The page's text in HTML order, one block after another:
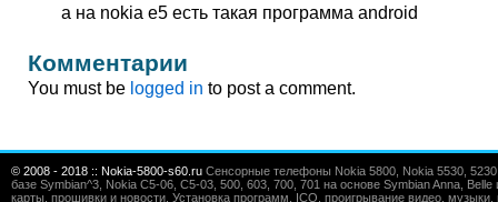
а на nokia e5 есть такая программа android
Комментарии
You must be logged in to post a comment.
© 2008 - 2018 :: Nokia-5800-s60.ru Сенсорные телефоны Nokia 5800, Nokia 5530,
базе Symbian^3, Nokia C5-06, C5-03, 500, 603, 700, 701 на основе Symbian Anna,
карты, прошивки и новости. Установка программ, ICQ, проигрывание видео,